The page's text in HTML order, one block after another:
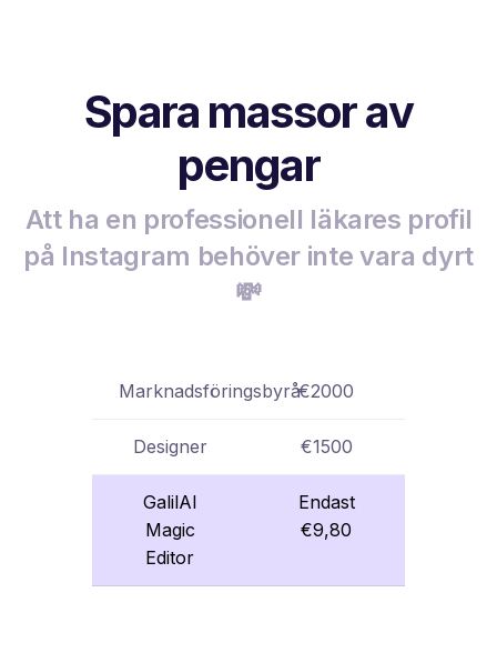
Spara massor av
pengar
Att ha en professionell läkares profil
på Instagram behöver inte vara dyrt
💸
Marknadsföringsbyrå€2000
Designer €1500
GalilAI
Magic
Editor
Endast
€9,80